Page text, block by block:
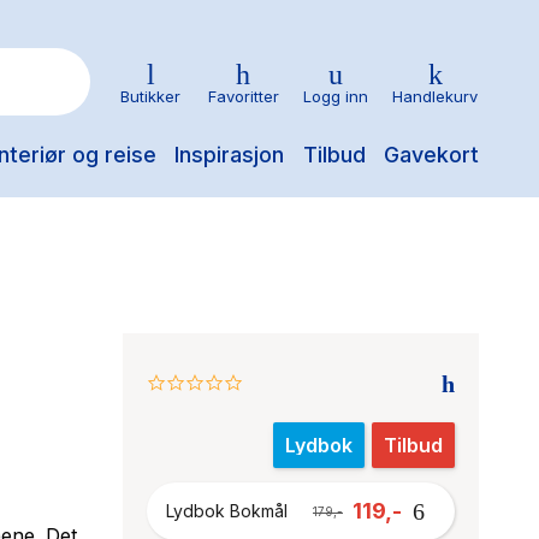
og reise Inspirasjon Tilbud Gavekort
Butikker Favoritter Logg inn Handlekurv
0.0
Lydbok Tilbud
Lydbok Bokmål 119,-
179,-